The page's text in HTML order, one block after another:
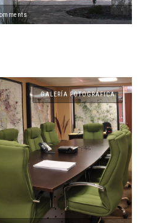
GALERÍA FOTOGRÁFICA